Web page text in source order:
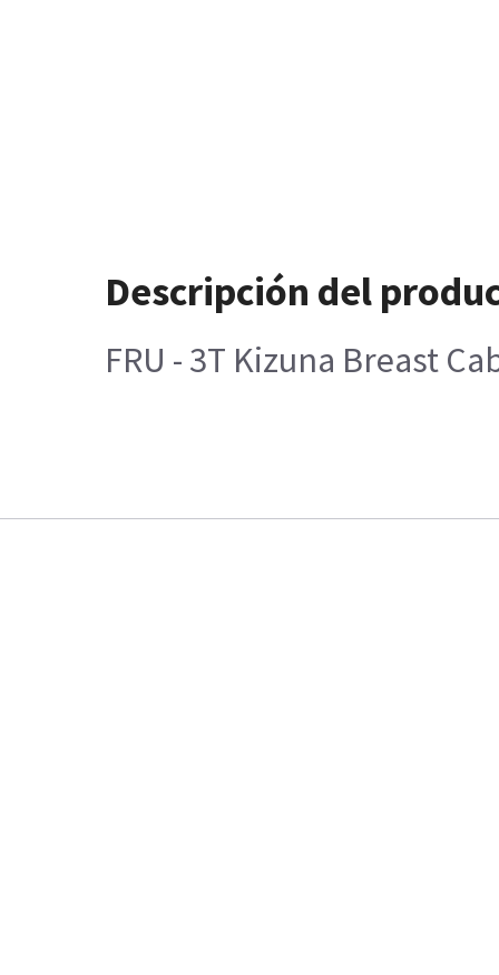
Descripción del
FRU - 3T Kizuna Breast